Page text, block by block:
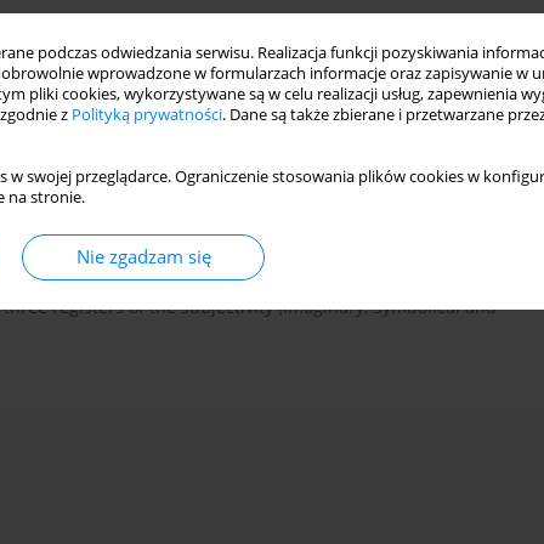
podczas odwiedzania serwisu. Realizacja funkcji pozyskiwania
wprowadzone w formularzach informacje oraz zapisywanie w
pliki cookies, wykorzystywane są w celu realizacji usług, zapewnienia
z Polityką prywatności. Dane są także zbierane i przetwarzane
w swojej przeglądarce. Ograniczenie stosowania plików cookies w
na stronie.
Nie zgadzam się
within the framework of the Lacanian thought. The Other,
the speech. Although it is an external, implicit part of an
is an area of the accumulated enjoyment (jouissance),
with one's own jouissance is always painful and
or rationalization. Apart from this, the article discusses
registers of the subjectivity (Imaginary, Symbolical and